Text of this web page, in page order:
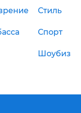
Стиль
Спорт
Шоубиз